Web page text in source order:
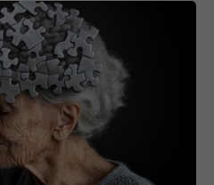
memoria. 5 strategii